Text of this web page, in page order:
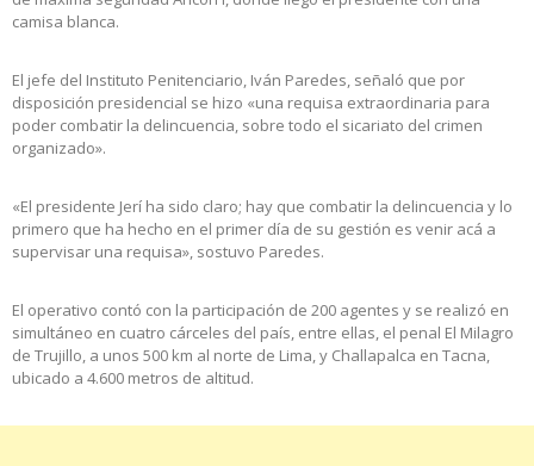
camisa blanca.
El jefe del Instituto Penitenciario, Iván Paredes, señaló que por
disposición presidencial se hizo «una requisa extraordinaria para
poder combatir la delincuencia, sobre todo el sicariato del crimen
organizado».
«El presidente Jerí ha sido claro; hay que combatir la delincuencia y lo
primero que ha hecho en el primer día de su gestión es venir acá a
supervisar una requisa», sostuvo Paredes.
El operativo contó con la participación de 200 agentes y se realizó en
simultáneo en cuatro cárceles del país, entre ellas, el penal El Milagro
de Trujillo, a unos 500 km al norte de Lima, y Challapalca en Tacna,
ubicado a 4.600 metros de altitud.